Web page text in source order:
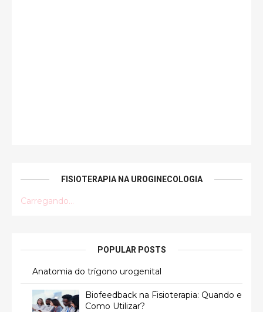
FISIOTERAPIA NA UROGINECOLOGIA
Carregando...
POPULAR POSTS
Anatomia do trígono urogenital
Biofeedback na Fisioterapia: Quando e
Como Utilizar?